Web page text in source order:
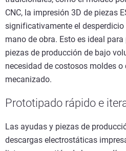
CNC, la impresión 3D de piezas
significativamente el
mano de obra. Esto es ideal
piezas de producción de bajo
necesidad de costosos moldes
mecanizado.
Prototipado rápido e
Las ayudas y piezas de
descargas electrostáticas